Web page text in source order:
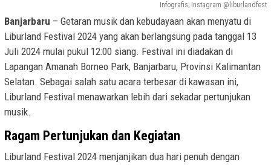
Infografis; Instagram @liburlandfest
Banjarbaru – Getaran musik dan kebudayaan akan menyatu di
Liburland Festival 2024 yang akan berlangsung pada tanggal 13
Juli 2024 mulai pukul 12:00 siang. Festival ini diadakan di
Lapangan Amanah Borneo Park, Banjarbaru, Provinsi Kalimantan
Selatan. Sebagai salah satu acara terbesar di kawasan ini,
Liburland Festival menawarkan lebih dari sekadar pertunjukan
musik.
Ragam Pertunjukan dan Kegiatan
Liburland Festival 2024 menjanjikan dua hari penuh dengan